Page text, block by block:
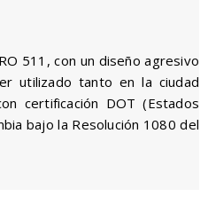
511, con un diseño agresivo
utilizado tanto en la ciudad
certificación DOT (Estados
bajo la Resolución 1080 del